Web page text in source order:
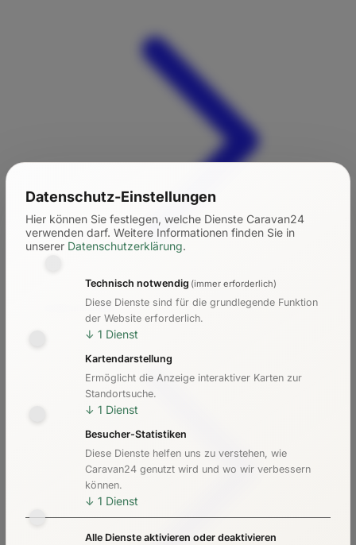
Kosten & Preise
Datenschutz-Einstellungen
Hier können Sie festlegen, welche Dienste Caravan24
verwenden darf. Weitere Informationen finden Sie in
unserer Datenschutzerklärung.
Technisch notwendig (immer erforderlich)
Diese Dienste sind für die grundlegende Funktion
der Website erforderlich.
↓ 1 Dienst
Kartendarstellung
Ermöglicht die Anzeige interaktiver Karten zur
Standortsuche.
↓ 1 Dienst
Besucher-Statistiken
Diese Dienste helfen uns zu verstehen, wie
Caravan24 genutzt wird und wo wir verbessern
können.
↓ 1 Dienst
Alle Dienste aktivieren oder deaktivieren